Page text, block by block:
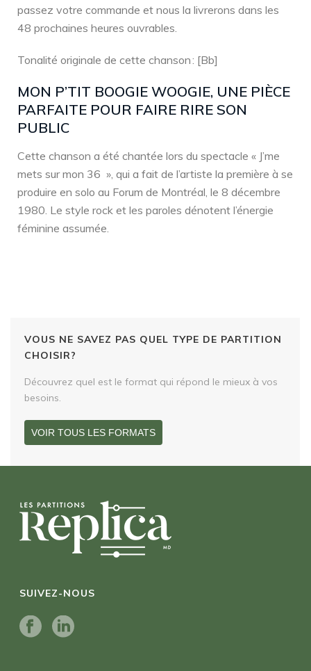
passez votre commande et nous la livrerons dans les
48 prochaines heures ouvrables.
Tonalité originale de cette chanson : [Bb]
MON P’TIT BOOGIE WOOGIE, UNE PIÈCE
PARFAITE POUR FAIRE RIRE SON
PUBLIC
Cette chanson a été chantée lors du spectacle « J’me
mets sur mon 36 », qui a fait de l’artiste la première à se
produire en solo au Forum de Montréal, le 8 décembre
1980. Le style rock et les paroles dénotent l’énergie
féminine assumée.
VOUS NE SAVEZ PAS QUEL TYPE DE PARTITION
CHOISIR?
Découvrez quel est le format qui répond le mieux à vos
besoins.
VOIR TOUS LES FORMATS
SUIVEZ-NOUS